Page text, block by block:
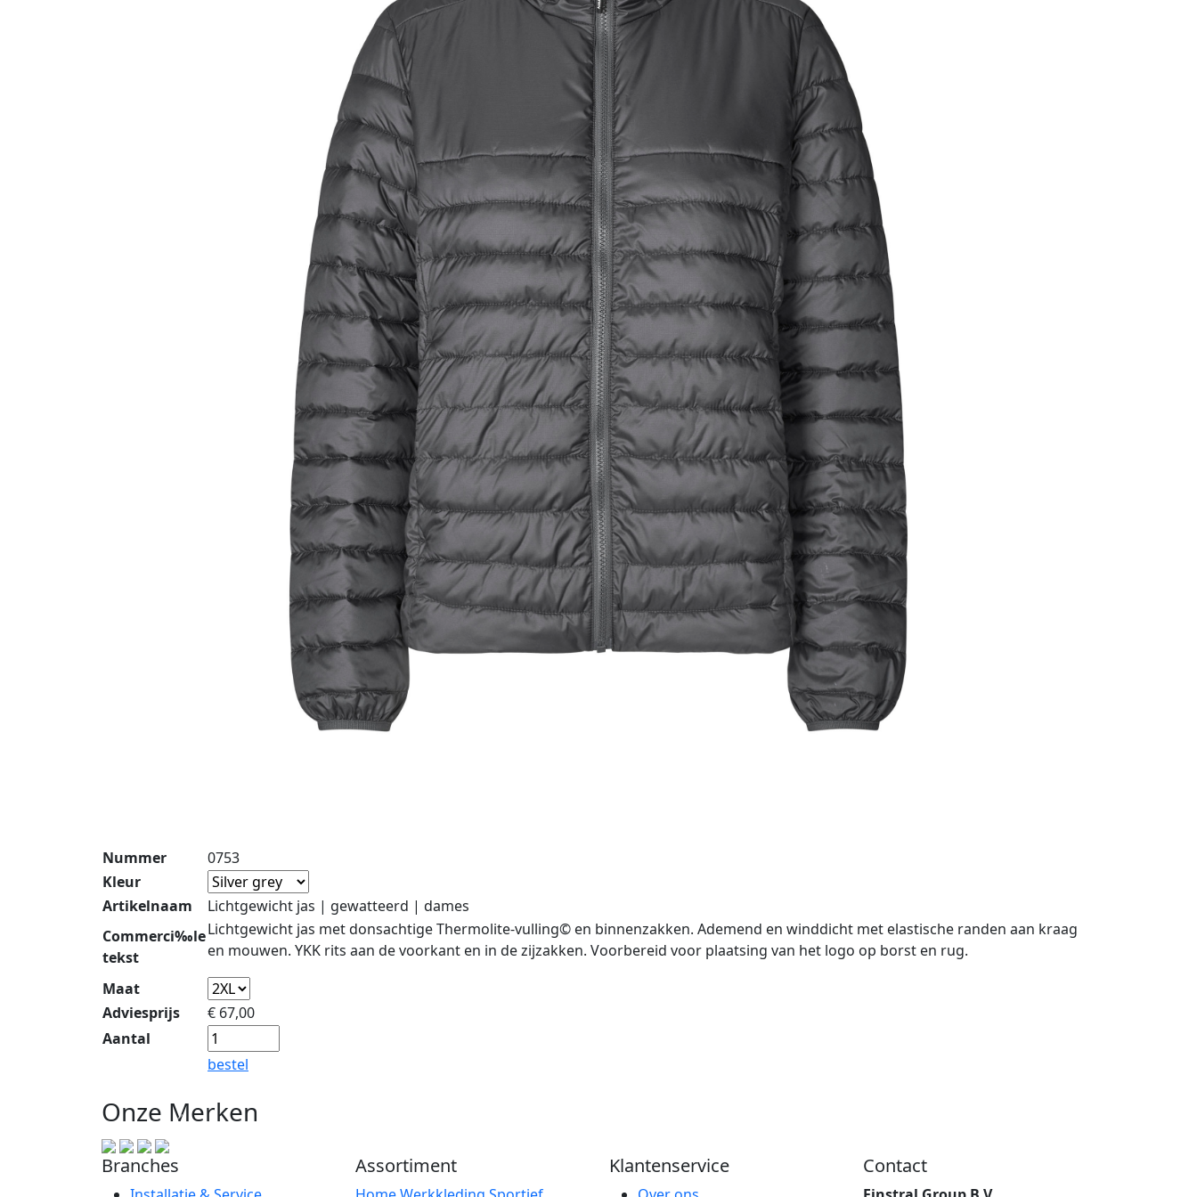
Nummer
0753
Kleur
Artikelnaam
Lichtgewicht jas | gewatteerd | dames
Commerci‰le
tekst
Lichtgewicht jas met donsachtige Thermolite-vulling© en binnenzakken. Ademend en winddicht met elastische randen aan kraag
en mouwen. YKK rits aan de voorkant en in de zijzakken. Voorbereid voor plaatsing van het logo op borst en rug.
Maat
Adviesprijs
€ 67,00
Aantal
bestel
Onze Merken
Branches Assortiment Klantenservice Contact